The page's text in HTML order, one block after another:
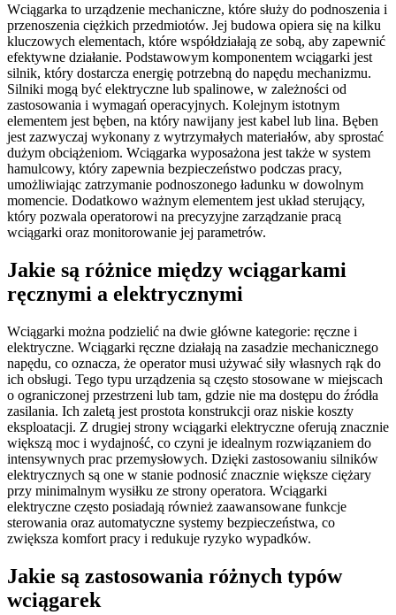
Wciągarka to urządzenie mechaniczne, które służy do podnoszenia i
przenoszenia ciężkich przedmiotów. Jej budowa opiera się na kilku
kluczowych elementach, które współdziałają ze sobą, aby zapewnić
efektywne działanie. Podstawowym komponentem wciągarki jest
silnik, który dostarcza energię potrzebną do napędu mechanizmu.
Silniki mogą być elektryczne lub spalinowe, w zależności od
zastosowania i wymagań operacyjnych. Kolejnym istotnym
elementem jest bęben, na który nawijany jest kabel lub lina. Bęben
jest zazwyczaj wykonany z wytrzymałych materiałów, aby sprostać
dużym obciążeniom. Wciągarka wyposażona jest także w system
hamulcowy, który zapewnia bezpieczeństwo podczas pracy,
umożliwiając zatrzymanie podnoszonego ładunku w dowolnym
momencie. Dodatkowo ważnym elementem jest układ sterujący,
który pozwala operatorowi na precyzyjne zarządzanie pracą
wciągarki oraz monitorowanie jej parametrów.
Jakie są różnice między wciągarkami
ręcznymi a elektrycznymi
Wciągarki można podzielić na dwie główne kategorie: ręczne i
elektryczne. Wciągarki ręczne działają na zasadzie mechanicznego
napędu, co oznacza, że operator musi używać siły własnych rąk do
ich obsługi. Tego typu urządzenia są często stosowane w miejscach
o ograniczonej przestrzeni lub tam, gdzie nie ma dostępu do źródła
zasilania. Ich zaletą jest prostota konstrukcji oraz niskie koszty
eksploatacji. Z drugiej strony wciągarki elektryczne oferują znacznie
większą moc i wydajność, co czyni je idealnym rozwiązaniem do
intensywnych prac przemysłowych. Dzięki zastosowaniu silników
elektrycznych są one w stanie podnosić znacznie większe ciężary
przy minimalnym wysiłku ze strony operatora. Wciągarki
elektryczne często posiadają również zaawansowane funkcje
sterowania oraz automatyczne systemy bezpieczeństwa, co
zwiększa komfort pracy i redukuje ryzyko wypadków.
Jakie są zastosowania różnych typów
wciągarek